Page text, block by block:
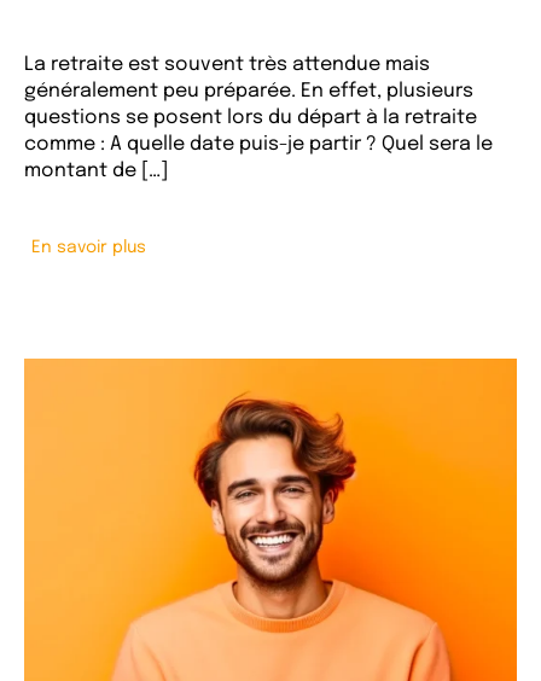
La retraite est souvent très attendue mais
généralement peu préparée. En effet, plusieurs
questions se posent lors du départ à la retraite
comme : A quelle date puis-je partir ? Quel sera le
montant de […]
En savoir plus